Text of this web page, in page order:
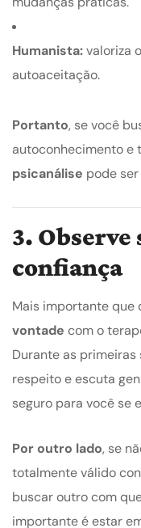
Humanista:valoriza
autoaceitação.
Portanto, se você
autoconhecimento e
psicanálise pode
3. Observe
confiança
Mais importante
vontade com o
Durante as primeiras
respeito e escuta
seguro para você se
Por outro lado, se
totalmente válido
buscar outro com
importante é estar